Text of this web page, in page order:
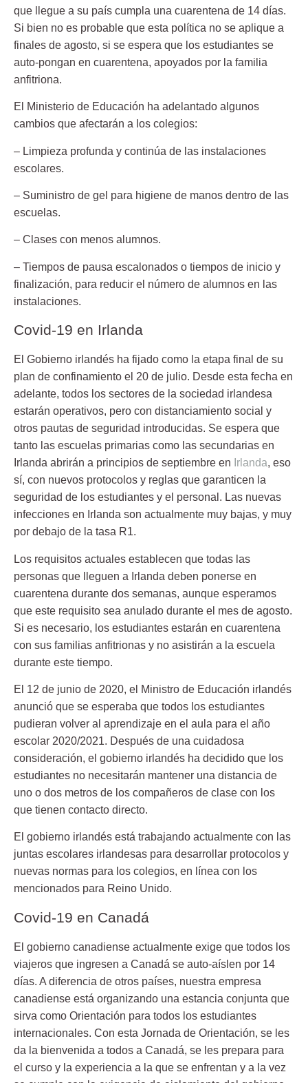
que llegue a su país cumpla una cuarentena de 14 días.
Si bien no es probable que esta política no se aplique a
finales de agosto, si se espera que los estudiantes se
auto-pongan en cuarentena, apoyados por la familia
anfitriona.
El Ministerio de Educación ha adelantado algunos
cambios que afectarán a los colegios:
– Limpieza profunda y continúa de las instalaciones
escolares.
– Suministro de gel para higiene de manos dentro de las
escuelas.
– Clases con menos alumnos.
– Tiempos de pausa escalonados o tiempos de inicio y
finalización, para reducir el número de alumnos en las
instalaciones.
Covid-19 en Irlanda
El Gobierno irlandés ha fijado como la etapa final de su
plan de confinamiento el 20 de julio. Desde esta fecha en
adelante, todos los sectores de la sociedad irlandesa
estarán operativos, pero con distanciamiento social y
otros pautas de seguridad introducidas. Se espera que
tanto las escuelas primarias como las secundarias en
Irlanda abrirán a principios de septiembre en Irlanda, eso
sí, con nuevos protocolos y reglas que garanticen la
seguridad de los estudiantes y el personal. Las nuevas
infecciones en Irlanda son actualmente muy bajas, y muy
por debajo de la tasa R1.
Los requisitos actuales establecen que todas las
personas que lleguen a Irlanda deben ponerse en
cuarentena durante dos semanas, aunque esperamos
que este requisito sea anulado durante el mes de agosto.
Si es necesario, los estudiantes estarán en cuarentena
con sus familias anfitrionas y no asistirán a la escuela
durante este tiempo.
El 12 de junio de 2020, el Ministro de Educación irlandés
anunció que se esperaba que todos los estudiantes
pudieran volver al aprendizaje en el aula para el año
escolar 2020/2021. Después de una cuidadosa
consideración, el gobierno irlandés ha decidido que los
estudiantes no necesitarán mantener una distancia de
uno o dos metros de los compañeros de clase con los
que tienen contacto directo.
El gobierno irlandés está trabajando actualmente con las
juntas escolares irlandesas para desarrollar protocolos y
nuevas normas para los colegios, en línea con los
mencionados para Reino Unido.
Covid-19 en Canadá
El gobierno canadiense actualmente exige que todos los
viajeros que ingresen a Canadá se auto-aíslen por 14
días. A diferencia de otros países, nuestra empresa
canadiense está organizando una estancia conjunta que
sirva como Orientación para todos los estudiantes
internacionales. Con esta Jornada de Orientación, se les
da la bienvenida a todos a Canadá, se les prepara para
el curso y la experiencia a la que se enfrentan y a la vez